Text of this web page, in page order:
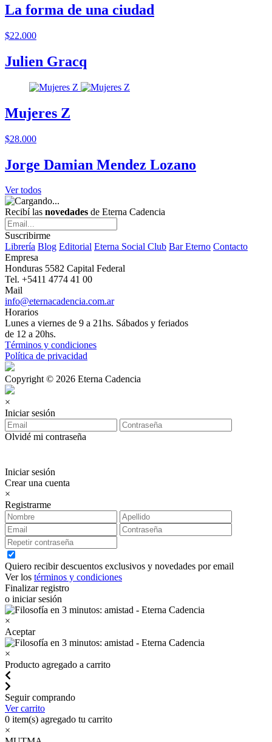
La forma de una ciudad
$22.000
Julien Gracq
Mujeres Z
$28.000
Jorge Damian Mendez Lozano
Ver todos
Recibí las novedades de Eterna Cadencia
Suscribirme
Librería Blog Editorial Eterna Social Club Bar Eterno Contacto
Empresa
Honduras 5582 Capital Federal
Tel. +5411 4774 41 00
Mail
info@eternacadencia.com.ar
Horarios
Lunes a viernes de 9 a 21hs. Sábados y feriados
de 12 a 20hs.
Términos y condiciones
Política de privacidad
Copyright © 2026 Eterna Cadencia
×
Iniciar sesión
Olvidé mi contraseña
Iniciar sesión
Crear una cuenta
×
Registrarme
Quiero recibir descuentos exclusivos y novedades por email
Ver los términos y condiciones
Finalizar registro
o iniciar sesión
×
Aceptar
×
Producto agregado a carrito
Seguir comprando
Ver carrito
0 item(s) agregado tu carrito
×